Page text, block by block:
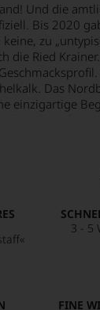
Und die
Bis 2020
zu
die Ried
Das
einzigartige
eben
hat
3 - 5
FINE